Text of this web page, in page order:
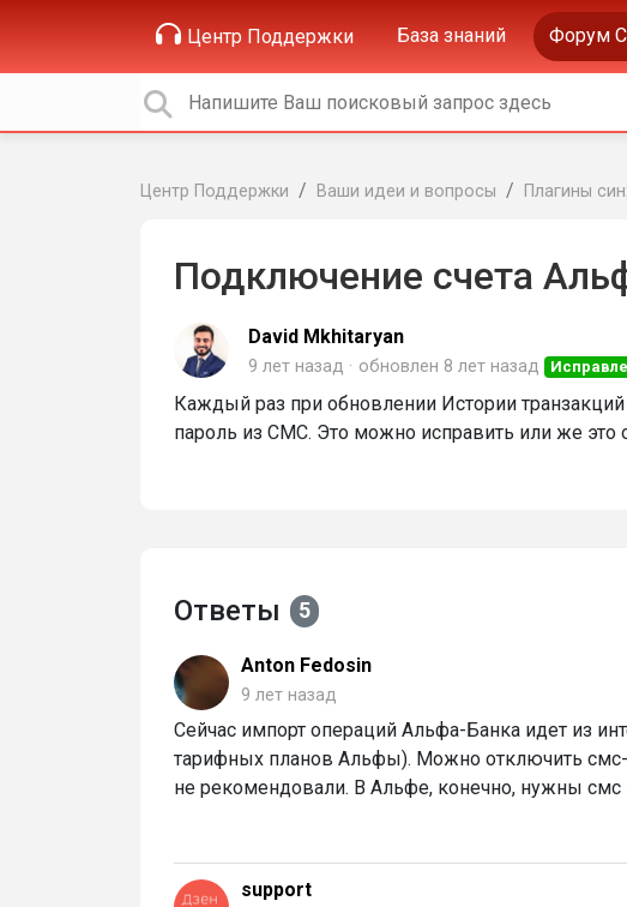
Центр Поддержки База знаний Форум
Центр Поддержки Ваши идеи и вопросы Плагины
Подключение счета
David Mkhitaryan
9 лет назад обновлен 8 лет назад
Каждый раз при обновлении Истории
пароль из СМС. Это можно исправить или же это
Ответы 5
Anton Fedosin
9 лет назад
Сейчас импорт операций Альфа-Банка идет из
тарифных планов Альфы). Можно отключить
не рекомендовали. В Альфе, конечно, нужны
support